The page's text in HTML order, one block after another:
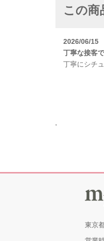
この商
2026/06/15
丁寧な接客
丁寧にシチ
'
東京